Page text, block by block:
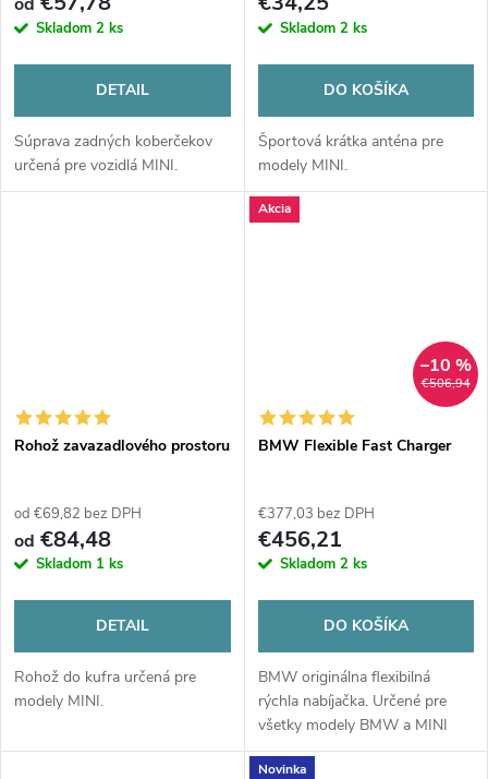
Skladom 2 ks
DETAIL
Súprava zadných koberčekov
určená pre vozidlá MINI.
Skladom 2 ks
DO KOŠÍKA
Športová krátka anténa pre
modely MINI.
Rohož zavazadlového prostoru
od €69,82 bez DPH
od €84,48
Skladom 1 ks
DETAIL
Rohož do kufra určená pre
modely MINI.
Akcia
€506,94
–10 %
BMW Flexible Fast Charger
€377,03 bez DPH
€456,21
Skladom 2 ks
DO KOŠÍKA
BMW originálna flexibilná
rýchla nabíjačka. Určené pre
všetky modely BMW a MINI
využívajúce elektrický pohon.
Novinka